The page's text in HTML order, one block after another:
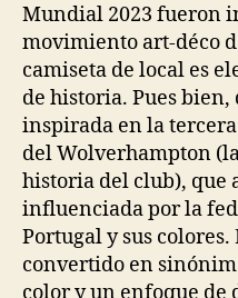
Mundial 2023 fueron
movimiento art-déco
camiseta de local es
de historia. Pues bien,
inspirada en la
del Wolverhampton
historia del club), que
influenciada por la
Portugal y sus
convertido en
color y un enfoque de